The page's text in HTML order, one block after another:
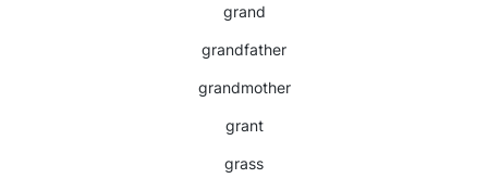
grand
grandfather
grandmother
grant
grass